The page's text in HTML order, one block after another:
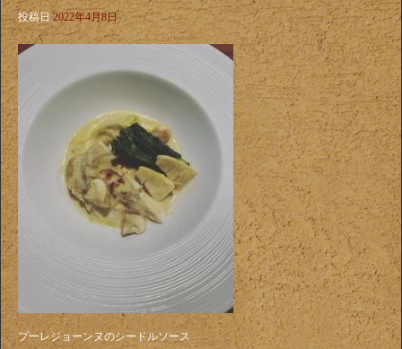
投稿日 2022年4月8日
プーレジョーンヌのシードルソース